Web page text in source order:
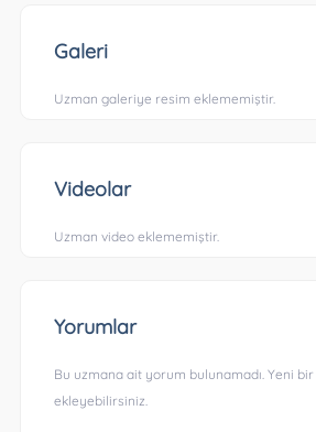
Galeri
Uzman galeriye resim eklememiştir.
Videolar
Uzman video eklememiştir.
Yorumlar
Bu uzmana ait yorum bulunamadı. Yeni
ekleyebilirsiniz.